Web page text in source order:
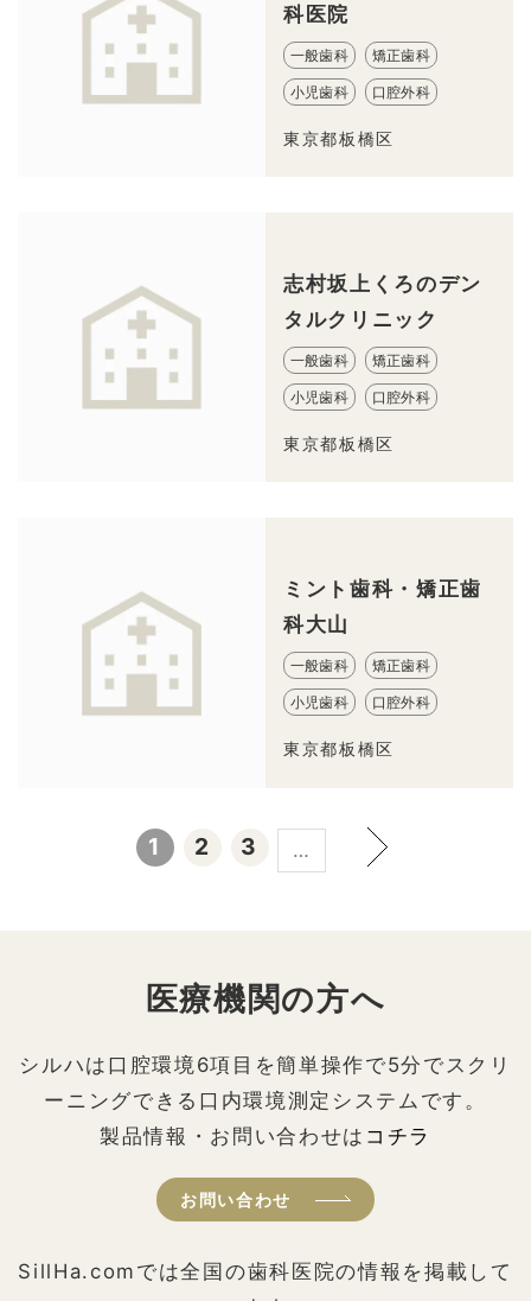
科医院
一般歯科 矯正歯科
小児歯科 口腔外科
東京都板橋区
志村坂上くろのデン
タルクリニック
一般歯科 矯正歯科
小児歯科 口腔外科
東京都板橋区
ミント歯科・矯正歯
科大山
一般歯科 矯正歯科
小児歯科 口腔外科
東京都板橋区
1 2 3 …
医療機関の方へ
シルハは口腔環境6項目を簡単操作で5分でスクリ
ーニングできる口内環境測定システムです。
製品情報・お問い合わせは コチラ
お問い合わせ
SillHa.comでは全国の歯科医院の情報を掲載して